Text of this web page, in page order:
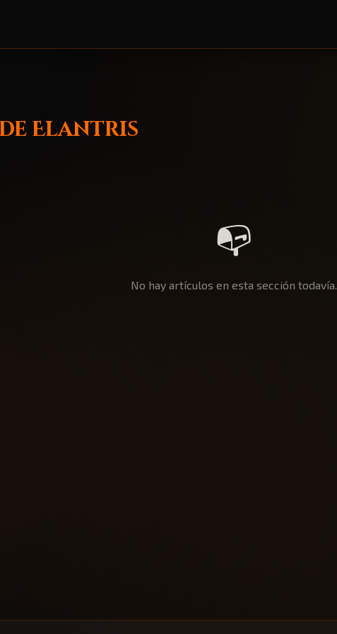
Elantris
📭
No hay artículos en esta sección todavía.